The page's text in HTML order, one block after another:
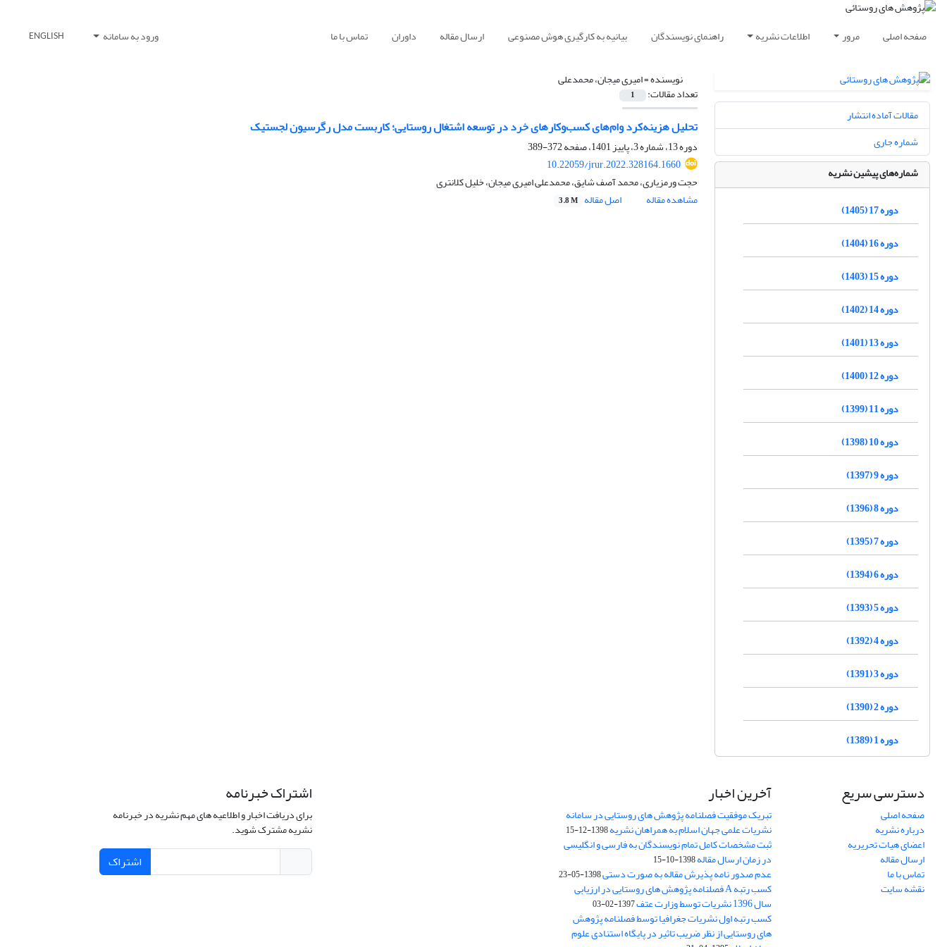
صفحه اصلی مرور اطلاعات نشریه راهنمای نویسندگان بیانیه به کارگیری هوش مصنوعی ارسال مقاله داوران تماس با ما ورود به سامانه ENGLISH
نویسنده =امیری میجان، محمدعلی
تعداد مقالات: 1
تحلیل هزینه‌‏کرد وام‌‏های کسب‌‏وکارهای خرد در توسعه اشتغال روستایی؛ کاربست مدل رگرسیون لجستیک
دوره 13، شماره 3، پاییز 1401، صفحه
372-389
10.22059/jrur.2022.328164.1660
حجت ورمزیاری، محمد آصف شایق، محمدعلی امیری میجان، خلیل کلانتری
مشاهده مقاله
اصل مقاله 3.8 M
مقالات آماده انتشار
شماره جاری
شماره‌های پیشین نشریه
دوره 17 (1405)
دوره 16 (1404)
دوره 15 (1403)
دوره 14 (1402)
دوره 13 (1401)
دوره 12 (1400)
دوره 11 (1399)
دوره 10 (1398)
دوره 9 (1397)
دوره 8 (1396)
دوره 7 (1395)
دوره 6 (1394)
دوره 5 (1393)
دوره 4 (1392)
دوره 3 (1391)
دوره 2 (1390)
دوره 1 (1389)
دسترسی سریع
صفحه اصلی
درباره نشریه
اعضای هیات تحریریه
ارسال مقاله
تماس با ما
نقشه سایت
آخرین اخبار
تبریک موفقیت فصلنامه پژوهش های روستایی در سامانه
نشریات علمی جهان اسلام به همراهان نشریه1398-12-15
ثبت مشخصات کامل تمام نویسندگان به فارسی و انگلیسی
در زمان ارسال مقاله1398-10-15
عدم صدور نامه پذیرش مقاله به صورت دستی1398-05-23
کسب رتبه A فصلنامه پژوهش های روستایی در ارزیابی
سال 1396 نشریات توسط وزارت عتف 1397-02-03
کسب رتبه اول نشریات جغرافیا توسط فصلنامه پژوهش
های روستایی از نظر ضریب تاثیر در پایگاه استنادی علوم
اشتراک خبرنامه
برای دریافت اخبار و اطلاعیه های مهم نشریه در خبرنامه
نشریه مشترک شوید.
اشتراک